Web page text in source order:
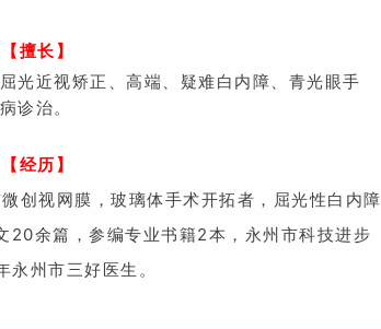
【擅长 】
屈光近视矫正、高端、疑难白内障、青光眼手
诊治。
【经历 】
创视网膜，玻璃体手术开拓者，屈光性白内障
20余篇，参编专业书籍2本，永州市科技进步
州市三好医生。